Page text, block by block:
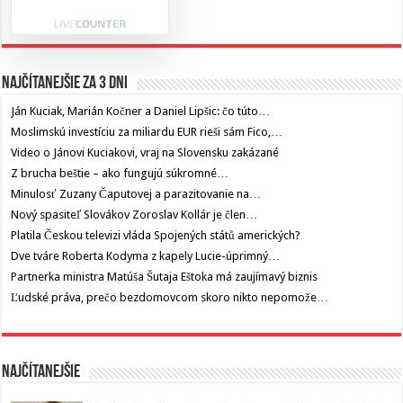
Najčítanejšie za 3 dni
Ján Kuciak, Marián Kočner a Daniel Lipšic: čo túto…
Moslimskú investíciu za miliardu EUR rieši sám Fico,…
Video o Jánovi Kuciakovi, vraj na Slovensku zakázané
Z brucha beštie – ako fungujú súkromné…
Minulosť Zuzany Čaputovej a parazitovanie na…
Nový spasiteľ Slovákov Zoroslav Kollár je člen…
Platila Českou televizi vláda Spojených států amerických?
Dve tváre Roberta Kodyma z kapely Lucie-úprimný…
Partnerka ministra Matúša Šutaja Eštoka má zaujímavý biznis
Ľudské práva, prečo bezdomovcom skoro nikto nepomože…
Najčítanejšie